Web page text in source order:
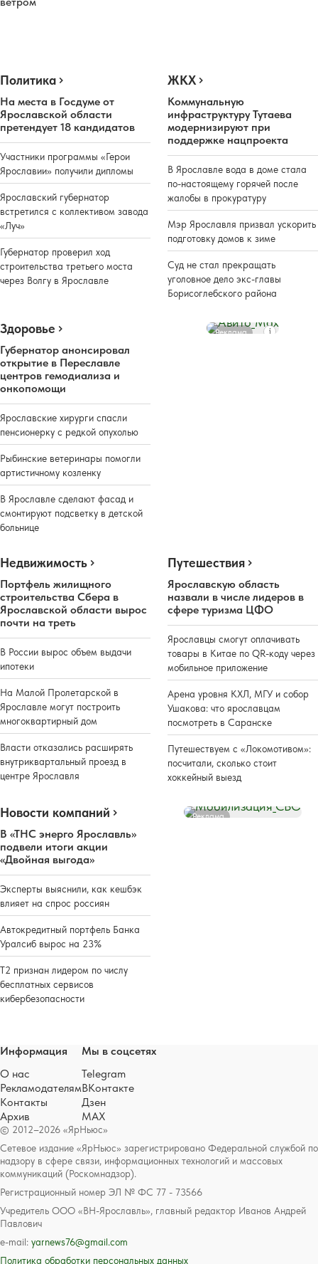
Политика
На места в Госдуме от
Ярославской области
претендует 18 кандидатов
Участники программы «Герои
Ярославии» получили дипломы
Ярославский губернатор
встретился с коллективом завода
«Луч»
Губернатор проверил ход
строительства третьего моста
через Волгу в Ярославле
ЖКХ
Коммунальную
инфраструктуру Тутаева
модернизируют при
поддержке нацпроекта
В Ярославле вода в доме стала
по-настоящему горячей после
жалобы в прокуратуру
Мэр Ярославля призвал ускорить
подготовку домов к зиме
Суд не стал прекращать
уголовное дело экс-главы
Борисоглебского района
Здоровье
Губернатор анонсировал
открытие в Переславле
центров гемодиализа и
онкопомощи
Ярославские хирурги спасли
пенсионерку с редкой опухолью
Рыбинские ветеринары помогли
артистичному козленку
В Ярославле сделают фасад и
смонтируют подсветку в детской
больнице
Реклама
Недвижимость
Портфель жилищного
строительства Сбера в
Ярославской области вырос
почти на треть
В России вырос объем выдачи
ипотеки
На Малой Пролетарской в
Ярославле могут построить
многоквартирный дом
Власти отказались расширять
внутриквартальный проезд в
центре Ярославля
Путешествия
Ярославскую область
назвали в числе лидеров в
сфере туризма ЦФО
Ярославцы смогут оплачивать
товары в Китае по QR-коду через
мобильное приложение
Арена уровня КХЛ, МГУ и собор
Ушакова: что ярославцам
посмотреть в Саранске
Путешествуем с «Локомотивом»:
посчитали, сколько стоит
хоккейный выезд
Новости компаний
В «ТНС энерго Ярославль»
подвели итоги акции
«Двойная выгода»
Эксперты выяснили, как кешбэк
влияет на спрос россиян
Автокредитный портфель Банка
Уралсиб вырос на 23%
Т2 признан лидером по числу
бесплатных сервисов
кибербезопасности
Реклама
© 2012–2026 «ЯрНьюс»
Сетевое издание «ЯрНьюс» зарегистрировано Федеральной службой по
надзору в сфере связи, информационных технологий и массовых
коммуникаций (Роскомнадзор).
Регистрационный номер ЭЛ № ФС 77 - 73566
Учредитель ООО «ВН-Ярославль», главный редактор Иванов Андрей
Павлович
e-mail: yarnews76@gmail.com
Политика обработки персональных данных
Информация
О нас
Рекламодателям
Контакты
Архив
Мы в соцсетях
Telegram
ВКонтакте
Дзен
MAX